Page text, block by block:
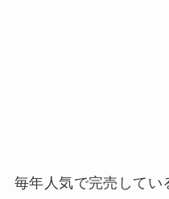
毎年人気で完売してい